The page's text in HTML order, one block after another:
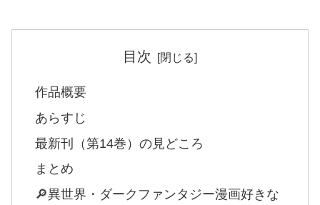
目次
作品概要
あらすじ
最新刊（第14巻）の見どころ
まとめ
🔎異世界・ダークファンタジー漫画好きな